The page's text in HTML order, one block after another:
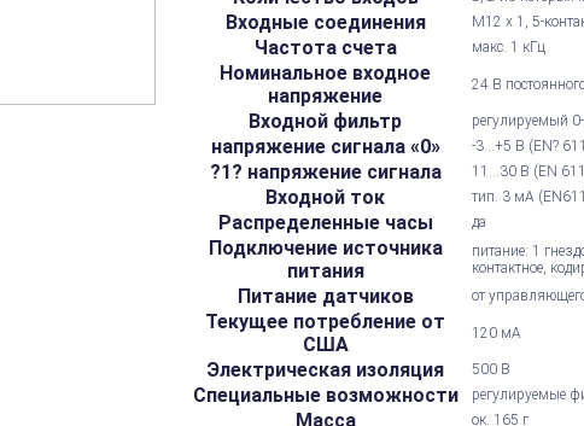
Входные соединения M12 x 1, 5-
Частота счета макс. 1 кГц
Номинальное входное
напряжение
24 В
Входной фильтр регулируемый
напряжение сигнала «0» -3...+5 В (EN?
?1? напряжение сигнала 11...30 В (EN
Входной ток тип. 3 мА
Распределенные часы да
Подключение источника
питания
питание: 1
контактное,
Питание датчиков от
Текущее потребление от
США
120 мА
Электрическая изоляция 500 В
Специальные возможности регулируемые
Масса ок. 165 г